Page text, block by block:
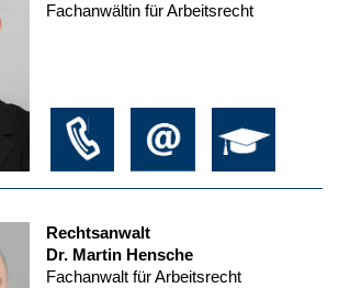
Fachanwältin für Arbeitsrecht
Rechtsanwalt
Dr. Martin Hensche
Fachanwalt für Arbeitsrecht